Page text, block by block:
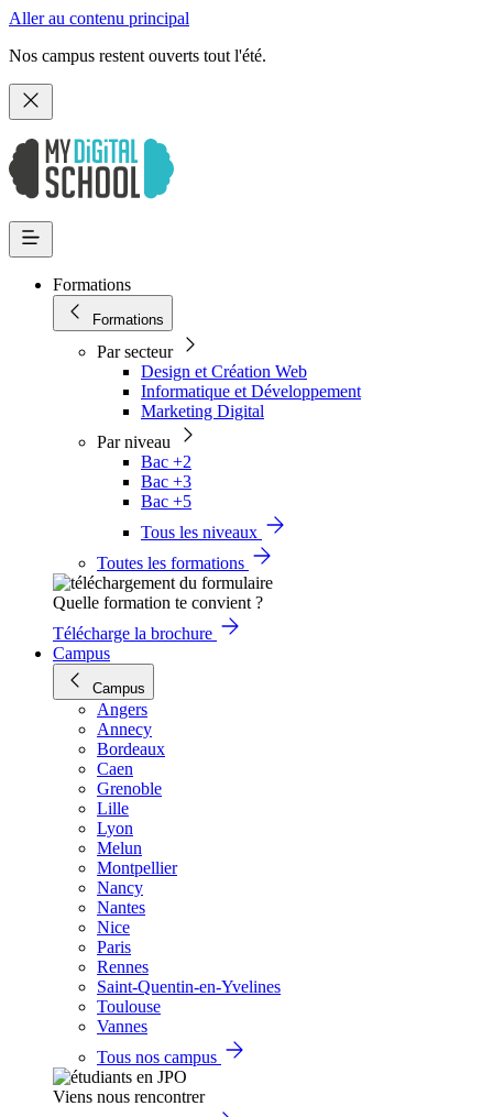
Aller au contenu principal
Nos campus restent ouverts tout l'été.
Formations
Formations
Par secteur
Design et Création Web
Informatique et Développement
Marketing Digital
Par niveau
Bac +2
Bac +3
Bac +5
Tous les niveaux
Toutes les formations
Quelle formation te convient ?
Télécharge la brochure
Campus
Campus
Angers
Annecy
Bordeaux
Caen
Grenoble
Lille
Lyon
Melun
Montpellier
Nancy
Nantes
Nice
Paris
Rennes
Saint-Quentin-en-Yvelines
Toulouse
Vannes
Tous nos campus
Viens nous rencontrer